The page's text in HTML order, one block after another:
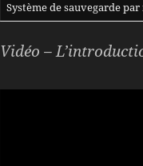
Système de sauvegarde
Vidéo –